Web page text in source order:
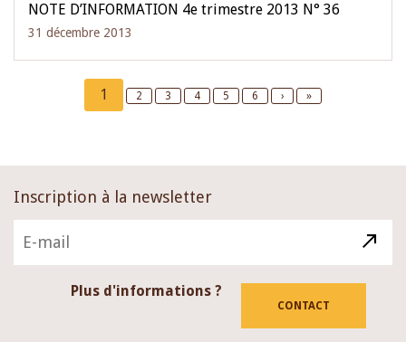
NOTE D’INFORMATION 4e trimestre 2013 N° 36
31 décembre 2013
Current
page
1 Page
2 Page
3 Page
4 Page
5 Page
6
Next
›
Last
»
Inscription à la newsletter
Plus d'informations ?
CONTACT